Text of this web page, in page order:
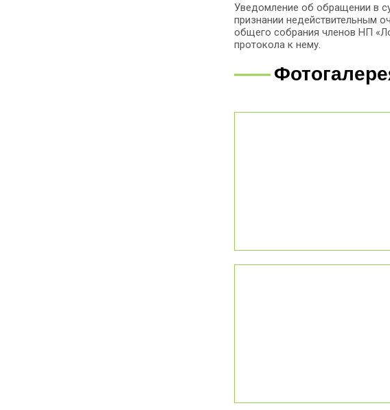
Уведомление об обращении в
признании недействительным
общего собрания членов НП
протокола к нему.